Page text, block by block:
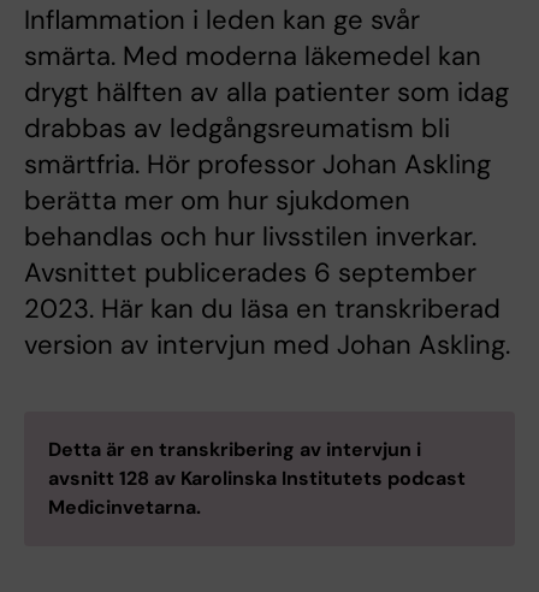
Inflammation i leden kan ge svår
smärta. Med moderna läkemedel kan
drygt hälften av alla patienter som idag
drabbas av ledgångsreumatism bli
smärtfria. Hör professor Johan Askling
berätta mer om hur sjukdomen
behandlas och hur livsstilen inverkar.
Avsnittet publicerades 6 september
2023. Här kan du läsa en transkriberad
version av intervjun med Johan Askling.
Detta är en transkribering av intervjun i
avsnitt 128 av Karolinska Institutets podcast
Medicinvetarna.